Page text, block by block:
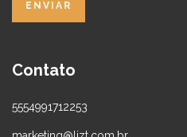
Contato
5554991712253